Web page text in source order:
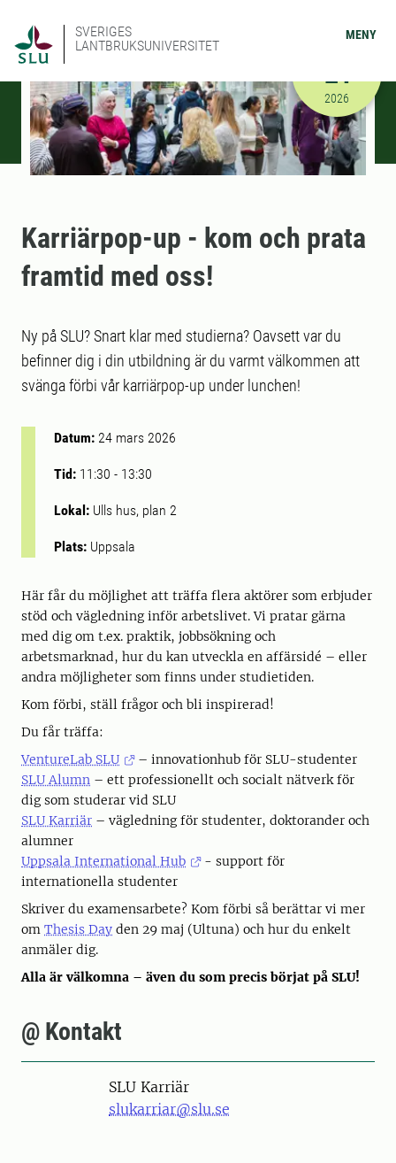
SVERIGES
LANTBRUKSUNIVERSITET
MENY
2026-03-
24
2026
Karriärpop-up - kom och prata
framtid med oss!
Ny på SLU? Snart klar med studierna? Oavsett var du
befinner dig i din utbildning är du varmt välkommen att
svänga förbi vår karriärpop-up under lunchen!
Datum: 24 mars 2026
Tid: 11:30 - 13:30
Lokal: Ulls hus, plan 2
Plats: Uppsala
Här får du möjlighet att träffa flera aktörer som erbjuder
stöd och vägledning inför arbetslivet. Vi pratar gärna
med dig om t.ex. praktik, jobbsökning och
arbetsmarknad, hur du kan utveckla en affärsidé – eller
andra möjligheter som finns under studietiden.
Kom förbi, ställ frågor och bli inspirerad!
Du får träffa:
VentureLab SLU
– innovationhub för SLU-studenter
SLU Alumn – ett professionellt och socialt nätverk för
dig som studerar vid SLU
SLU Karriär – vägledning för studenter, doktorander och
alumner
Uppsala International Hub
- support för
internationella studenter
Skriver du examensarbete? Kom förbi så berättar vi mer
om Thesis Day den 29 maj (Ultuna) och hur du enkelt
anmäler dig.
Alla är välkomna – även du som precis börjat på SLU!
@ Kontakt
SLU Karriär
slukarriar@slu.se